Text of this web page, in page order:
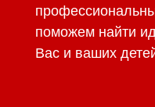
поможем найти
Вас и ваших